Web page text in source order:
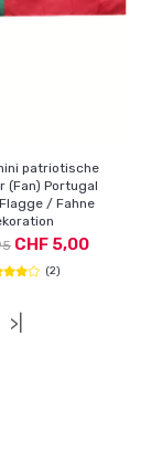
patriotische
(Fan) Portugal
/ Fahne
CHF 5,00
(2)
>|